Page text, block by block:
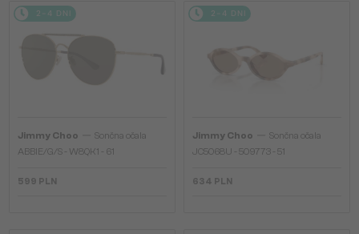
2-4 DNI
Jimmy Choo
Sončna očala
ABBIE/G/S - W8QK1 - 61
599 PLN
2-4 DNI
Jimmy Choo
Sončna očala
JC5068U - 509773 - 51
634 PLN